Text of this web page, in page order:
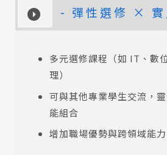
- 彈性選修 × 實
多元選修課程（如 IT、數
理）
可與其他專業學生交流，
能組合
增加職場優勢與跨領域能力